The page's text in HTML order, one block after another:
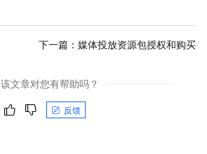
下一篇： 媒体投放资源包授权和购买
该文章对您有帮助吗？
反馈